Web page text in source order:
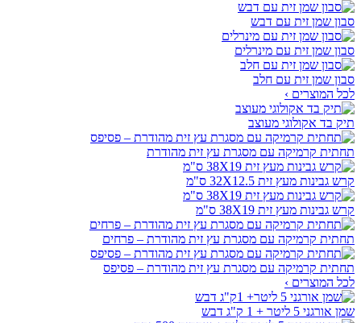
סבון שמן זית עם דבש
סבון שמן זית עם מינרלים
סבון שמן זית עם חלב
לכל המוצרים ›
תיק בד אקולוגי מעוצב
תחתית קרמיקה עם מסגרת עץ זית מהודרת
קרש גבינות מעץ זית 32X12.5 ס"מ
קרש גבינות מעץ זית 38X19 ס"מ
תחתית קרמיקה עם מסגרת עץ זית מהודרת – פרחים
תחתית קרמיקה עם מסגרת עץ זית מהודרת – פסיפס
לכל המוצרים ›
שמן אורגני 5 ליטר + 1 ק"ג דבש